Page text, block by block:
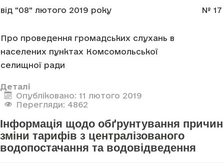
від "08" лютого 2019 року № 17
Про проведення громадських слухань в
населених пунктах Комсомольської
селищної ради
Деталі
Опубліковано: 11 лютого 2019
Перегляди: 4862
Інформація щодо обґрунтування причин
зміни тарифів з централізованого
водопостачання та водовідведення